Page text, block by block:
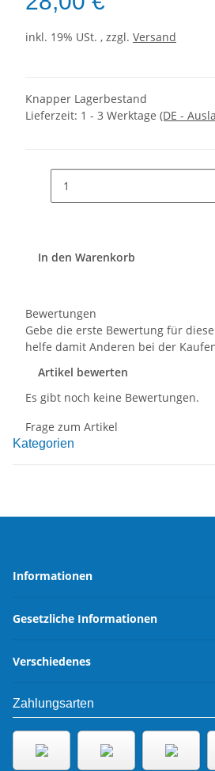
inkl. 19% USt. , zzgl. Versand
Knapper Lagerbestand
Lieferzeit: 1 - 3 Werktage (DE -
In den Warenkorb
Bewertungen
Gebe die erste Bewertung für
helfe damit Anderen bei der
Artikel bewerten
Es gibt noch keine Bewertungen.
Frage zum Artikel
Kategorien
Informationen
Gesetzliche Informationen
Verschiedenes
Zahlungsarten